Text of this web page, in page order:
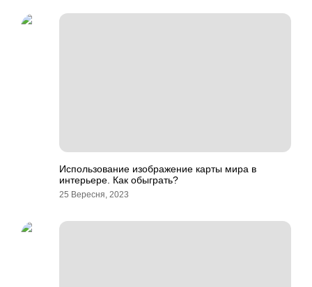
Использование изображение карты мира в
интерьере. Как обыграть?
25 Вересня, 2023